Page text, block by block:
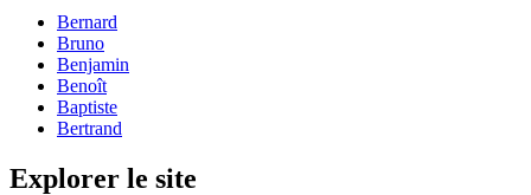
Bernard
Bruno
Benjamin
Benoît
Baptiste
Bertrand
Explorer le site